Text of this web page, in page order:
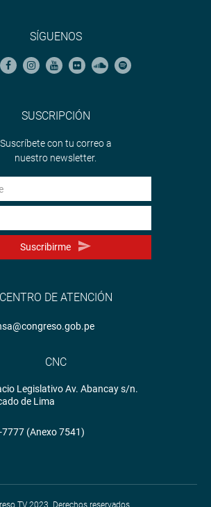
SÍGUENOS
SUSCRIPCIÓN
Suscríbete con tu correo a
nuestro newsletter.
Suscribirme
CENTRO DE ATENCIÓN
CNC
Legislativo Av. Abancay s/n.
de Lima
(Anexo 7541)
TV 2023. Derechos reservados.